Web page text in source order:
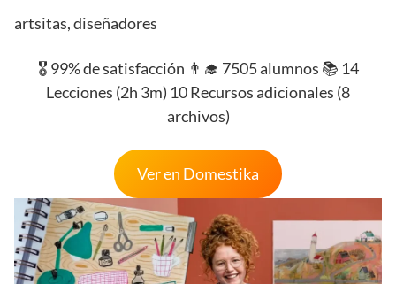
artsitas, diseñadores
🎖️ 99% de satisfacción 👨‍🎓 7505 alumnos 📚 14
Lecciones (2h 3m) 10 Recursos adicionales (8
archivos)
Ver en Domestika